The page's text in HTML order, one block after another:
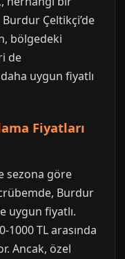
Çeltikçi’de
bölgedeki
de
uygun fiyatlı
Fiyatları
sezona göre
Burdur
uygun fiyatlı.
1000 TL arasında
Ancak, özel